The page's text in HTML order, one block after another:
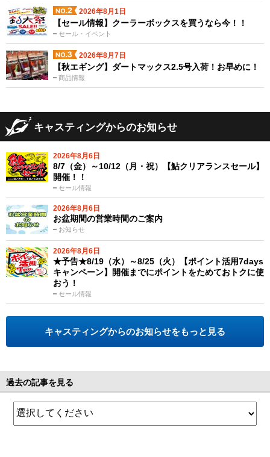
2026年8月1日
セール・イベント
【セール情報】クーラーボックスを買うなら今！！
2026年8月7日
商品情報
【秋エギング】ダートマックス2.5号入荷！お早めに！
キャスティングからのお知らせ
2026年8月6日
セール情報
8/7（金）～10/12（月・祝）【鮎クリアランスセール】
開催！！
2026年8月6日
お知らせ
お盆期間の営業時間のご案内
2026年8月6日
セール情報
★予告★8/19（水）～8/25（火）【ポイント活用7days
キャンペーン】開催までにポイントをためておトクに使
おう！
キャスティングからのお知らせをもっと見る
過去の記事を見る